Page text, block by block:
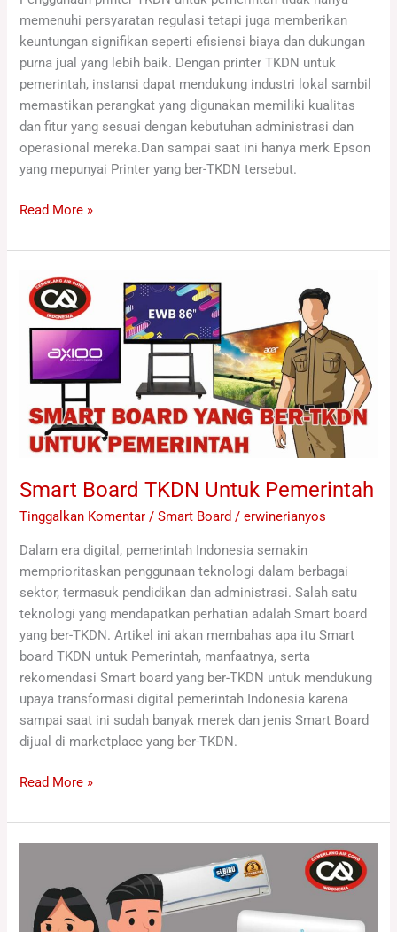
memenuhi persyaratan regulasi tetapi juga memberikan
keuntungan signifikan seperti efisiensi biaya dan dukungan
purna jual yang lebih baik. Dengan printer TKDN untuk
pemerintah, instansi dapat mendukung industri lokal sambil
memastikan perangkat yang digunakan memiliki kualitas
dan fitur yang sesuai dengan kebutuhan administrasi dan
operasional mereka.Dan sampai saat ini hanya merk Epson
yang mepunyai Printer yang ber-TKDN tersebut.
Read More »
Smart Board TKDN Untuk Pemerintah
Tinggalkan Komentar /Smart Board /erwinerianyos
Dalam era digital, pemerintah Indonesia semakin
memprioritaskan penggunaan teknologi dalam berbagai
sektor, termasuk pendidikan dan administrasi. Salah satu
teknologi yang mendapatkan perhatian adalah Smart board
yang ber-TKDN. Artikel ini akan membahas apa itu Smart
board TKDN untuk Pemerintah, manfaatnya, serta
rekomendasi Smart board yang ber-TKDN untuk mendukung
upaya transformasi digital pemerintah Indonesia karena
sampai saat ini sudah banyak merek dan jenis Smart Board
dijual di marketplace yang ber-TKDN.
Smart
Board
TKDN
Untuk
Pemerintah
Read More »
Untuk
Pemerintah